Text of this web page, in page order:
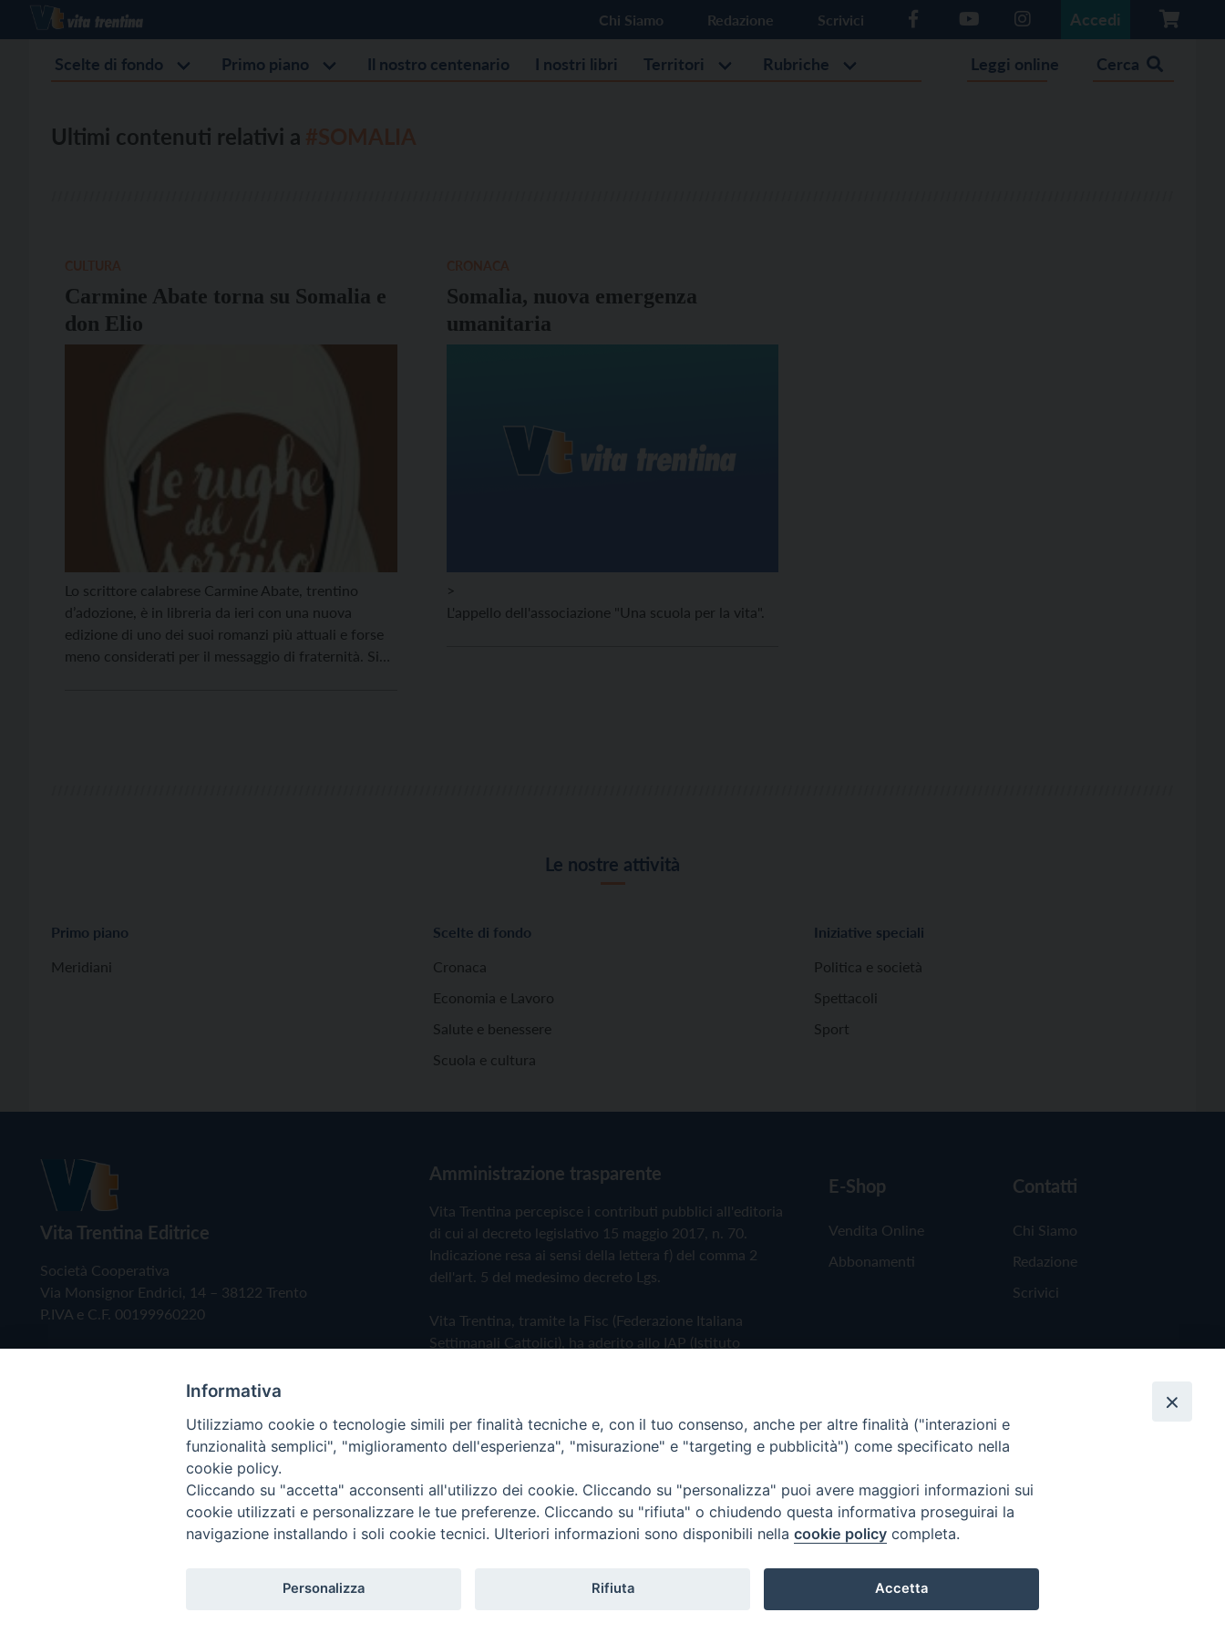
Chi Siamo Redazione Scrivici Accedi
Scelte di fondo Primo piano Il nostro centenario I nostri libri Territori Rubriche Leggi online Cerca
Ultimi contenuti relativi a
Carmine Abate torna su Somalia e
don Elio
Lo scrittore calabrese Carmine Abate, trentino
d’adozione, è in libreria da ieri con una nuova
edizione di uno dei suoi romanzi più attuali e forse
meno considerati per il messaggio di fraternità. Si
Somalia, nuova emergenza
umanitaria
>
L'appello dell'associazione "Una scuola per la vita".
Le nostre attività
Primo piano
Meridiani
Scelte di fondo
Cronaca
Economia e Lavoro
Salute e benessere
Scuola e cultura
Iniziative speciali
Politica e società
Spettacoli
Sport
Vita Trentina Editrice
Società Cooperativa
Via Monsignor Endrici, 14 – 38122 Trento
P.IVA e C.F. 00199960220
Amministrazione trasparente
Vita Trentina percepisce i contributi pubblici all'editoria
di cui al decreto legislativo 15 maggio 2017, n. 70.
Indicazione resa ai sensi della lettera f) del comma 2
dell'art. 5 del medesimo decreto Lgs.
Vita Trentina, tramite la Fisc (Federazione Italiana
Settimanali Cattolici), ha aderito allo IAP (Istituto
Privacy Policy Cookie Policy
E-Shop
Vendita Online
Abbonamenti
Contatti
Chi Siamo
Redazione
Scrivici
Copyright © 2019 - Tutti i diritti riservati - Vita Trentina Editrice
Informativa
Utilizziamo cookie o tecnologie simili per finalità tecniche e, con il tuo consenso, anche per altre finalità ("interazioni e
funzionalità semplici", "miglioramento dell'esperienza", "misurazione" e "targeting e pubblicità") come specificato nella
cookie policy.
Cliccando su "accetta" acconsenti all'utilizzo dei cookie. Cliccando su "personalizza" puoi avere maggiori informazioni sui
cookie utilizzati e personalizzare le tue preferenze. Cliccando su "rifiuta" o chiudendo questa informativa proseguirai la
navigazione installando i soli cookie tecnici. Ulteriori informazioni sono disponibili nella cookie policy completa.
Personalizza Rifiuta Accetta